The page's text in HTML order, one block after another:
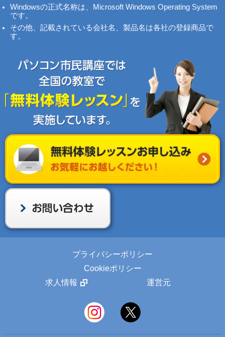
Windowsの正式名称は、Microsoft Windows Operating System
です。
その他、記載されている会社名、製品名は各社の登録商品で
す。
プライバシーポリシー
Cookieポリシー
求人情報
運営元